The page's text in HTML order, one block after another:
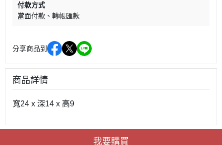
付款方式
當面付款
轉帳匯款
分享商品到
商品詳情
寬24 x 深14 x 高9
我要購買